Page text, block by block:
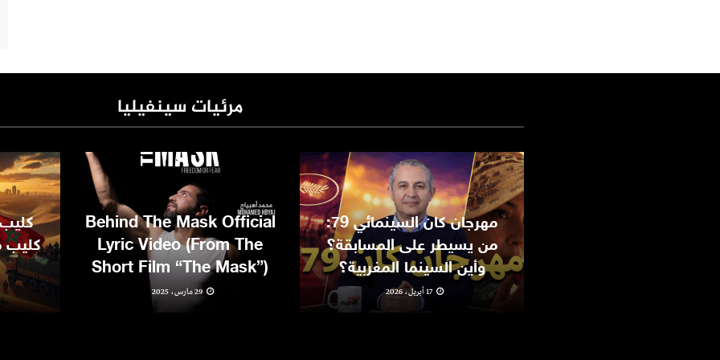
مرئيات سينفيليا
مهرجان كان السينمائي 79:
من يسيطر على المسابقة؟
وأين السينما المغربية؟
17 أبريل، 2026
Behind The Mask Official
Lyric Video (From The
Short Film “The Mask”)
29 مارس، 2025
كليب